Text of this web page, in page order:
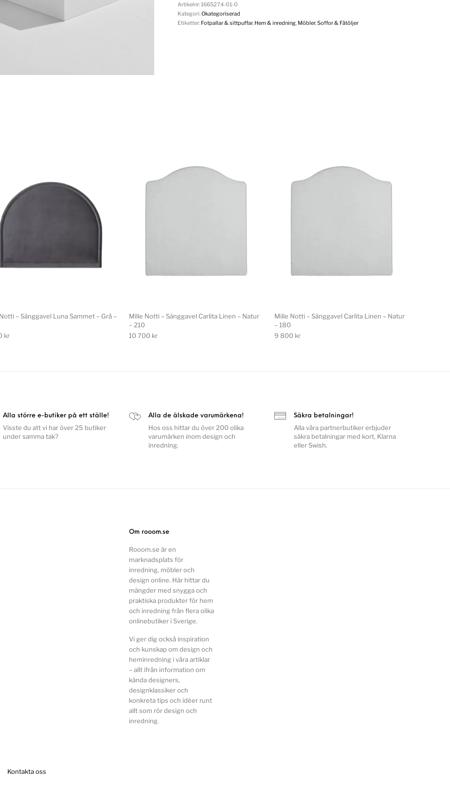
Artikelnr:1665274-01-0
Kategori:Okategoriserad
Etiketter: Fotpallar & sittpuffar, Hem & inredning, Möbler, Soffor & Fåtöljer
– Sänggavel Luna Sammet – Grå –
kr
Mille Notti – Sänggavel Carlita Linen – Natur
– 210
10 700 kr
Mille Notti – Sänggavel Carlita Linen – Natur
– 180
9 800 kr
Alla större e-butiker på ett ställe!
Visste du att vi har över 25 butiker
under samma tak?
Alla de älskade varumärkena!
Hos oss hittar du över 200 olika
varumärken inom design och
inredning.
Säkra betalningar!
Alla våra partnerbutiker erbjuder
säkra betalningar med kort, Klarna
eller Swish.
Om rooom.se
Rooom.se är en
marknadsplats för
inredning, möbler och
design online. Här hittar du
mängder med snygga och
praktiska produkter för hem
och inredning från flera olika
onlinebutiker i Sverige.
Vi ger dig också inspiration
och kunskap om design och
heminredning i våra artiklar
– allt ifrån information om
kända designers,
designklassiker och
konkreta tips och idéer runt
allt som rör design och
inredning.
Kontakta oss